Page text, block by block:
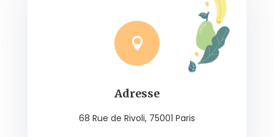

Adresse
68 Rue de Rivoli, 75001 Paris